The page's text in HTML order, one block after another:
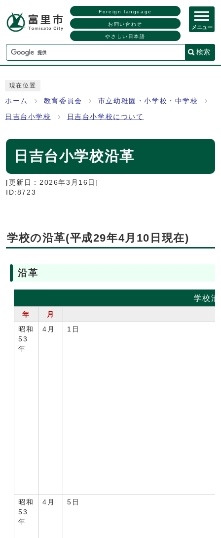
Foreign language
お問い合わせ
やさしい日本語
検索
メニュー
現在位置
ホーム 教育委員会 市立幼稚園・小学校・中学校
日吉台小学校 日吉台小学校について
日吉台小学校沿革
[更新日： 2026年3月16日 ]
ID:8723
学校の沿革(平成29年4月10日現在)
沿革
学校
年 月
昭和
53
年
4月 1日
昭和
53
年
4月 5日